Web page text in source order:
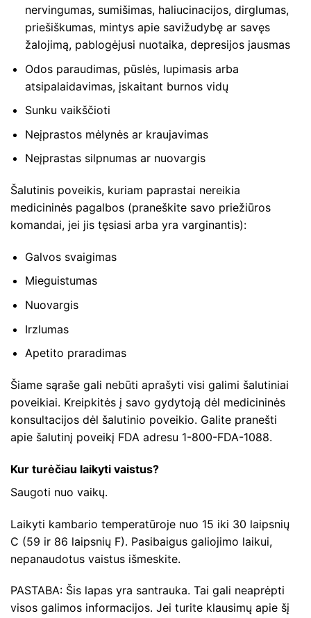
nervingumas, sumišimas, haliucinacijos, dirglumas,
priešiškumas, mintys apie savižudybę ar savęs
žalojimą, pablogėjusi nuotaika, depresijos jausmas
Odos paraudimas, pūslės, lupimasis arba
atsipalaidavimas, įskaitant burnos vidų
Sunku vaikščioti
Neįprastos mėlynės ar kraujavimas
Neįprastas silpnumas ar nuovargis
Šalutinis poveikis, kuriam paprastai nereikia
medicininės pagalbos (praneškite savo priežiūros
komandai, jei jis tęsiasi arba yra varginantis):
Galvos svaigimas
Mieguistumas
Nuovargis
Irzlumas
Apetito praradimas
Šiame sąraše gali nebūti aprašyti visi galimi šalutiniai
poveikiai. Kreipkitės į savo gydytoją dėl medicininės
konsultacijos dėl šalutinio poveikio. Galite pranešti
apie šalutinį poveikį FDA adresu 1-800-FDA-1088.
Kur turėčiau laikyti vaistus?
Saugoti nuo vaikų.
Laikyti kambario temperatūroje nuo 15 iki 30 laipsnių
C (59 ir 86 laipsnių F). Pasibaigus galiojimo laikui,
nepanaudotus vaistus išmeskite.
PASTABA: Šis lapas yra santrauka. Tai gali neaprėpti
visos galimos informacijos. Jei turite klausimų apie šį